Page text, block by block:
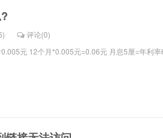
评论(0)
元 12个月*0.005元=0.06元 月息5厘=年利